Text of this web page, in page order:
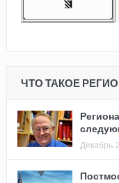
ЧТО ТАКОЕ
Декабрь